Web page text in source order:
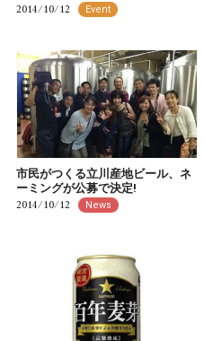
2014/10/12 Event
市民がつくる立川産地ビール、ネ
ーミングが公募で決定!
2014/10/12 News